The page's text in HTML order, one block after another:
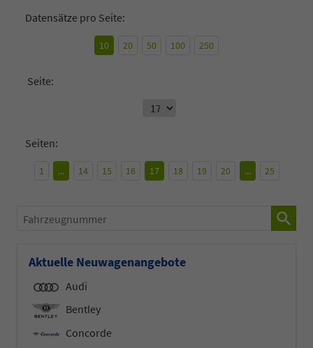
Datensätze pro Seite:
10 20 50 100 250
Seite:
Seiten:
1 ... 14 15 16 17 18 19 20 ... 25
Fahrzeugnummer
Aktuelle Neuwagenangebote
Audi
Bentley
Concorde